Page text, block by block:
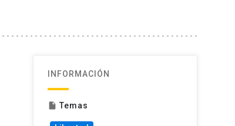
INFORMACIÓN
insert_drive_file Temas